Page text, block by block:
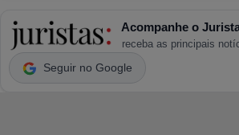
Acompanhe o
receba as principais
Seguir no Google